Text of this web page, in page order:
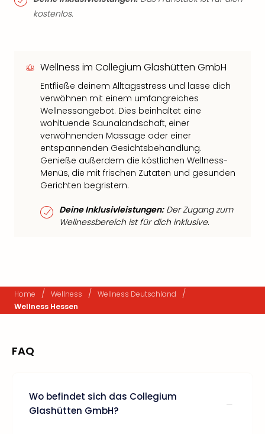
kostenlos.
Wellness im Collegium Glashütten GmbH
Entfließe deinem Alltagsstress und lasse dich
verwöhnen mit einem umfangreiches
Wellnessangebot. Dies beinhaltet eine
wohltuende Saunalandschaft, einer
verwöhnenden Massage oder einer
entspannenden Gesichtsbehandlung.
Genieße außerdem die köstlichen Wellness-
Menüs, die mit frischen Zutaten und gesunden
Gerichten begristern.
Deine Inklusivleistungen:Der Zugang zum
Wellnessbereich ist für dich inklusive.
Home / Wellness / Wellness Deutschland /
Wellness Hessen
FAQ
Wo befindet sich das Collegium
Glashütten GmbH?